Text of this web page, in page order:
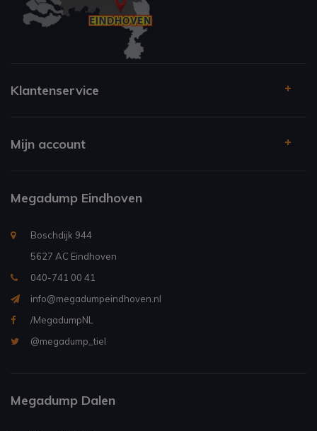
Klantenservice
Mijn account
Megadump Eindhoven
Boschdijk 944
5627 AC Eindhoven
040-741 00 41
info@megadumpeindhoven.nl
/MegadumpNL
@megadump_tiel
Megadump Dalen